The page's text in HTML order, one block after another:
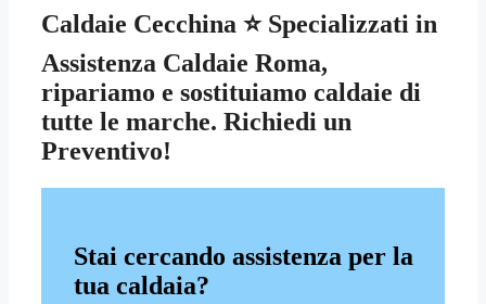
Caldaie Cecchina ⭐ Specializzati in
Assistenza Caldaie Roma,
ripariamo e sostituiamo caldaie di
tutte le marche. Richiedi un
Preventivo!
Stai cercando assistenza per la
tua caldaia?